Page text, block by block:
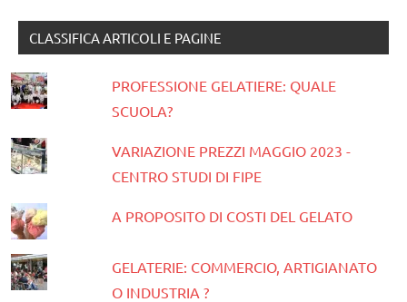
CLASSIFICA ARTICOLI E PAGINE
PROFESSIONE GELATIERE: QUALE
SCUOLA?
VARIAZIONE PREZZI MAGGIO 2023 -
CENTRO STUDI DI FIPE
A PROPOSITO DI COSTI DEL GELATO
GELATERIE: COMMERCIO, ARTIGIANATO
O INDUSTRIA ?